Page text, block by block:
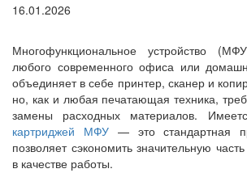
16.01.2026
Многофункциональное устройство
любого современного офиса или
объединяет в себе принтер, сканер и
но, как и любая печатающая техника,
замены расходных материалов.
картриджей МФУ— это стандартная
позволяет сэкономить значительную
в качестве работы.